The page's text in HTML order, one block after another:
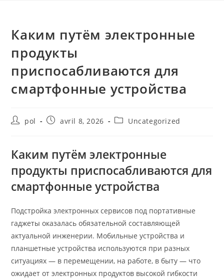
Каким путём электронные
продукты
приспосабливаются для
смартфонные устройства
pol avril 8, 2026 Uncategorized
Каким путём электронные
продукты приспосабливаются для
смартфонные устройства
Подстройка электронных сервисов под портативные
гаджеты оказалась обязательной составляющей
актуальной инженерии. Мобильные устройства и
планшетные устройства используются при разных
ситуациях — в перемещении, на работе, в быту — что
ожидает от электронных продуктов высокой гибкости